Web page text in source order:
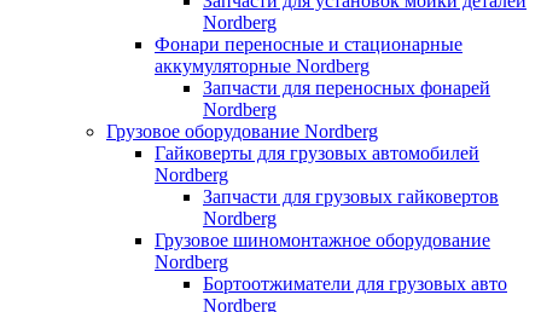
Nordberg
Фонари переносные и стационарные
аккумуляторные Nordberg
Запчасти для переносных фонарей
Nordberg
Грузовое оборудование Nordberg
Гайковерты для грузовых автомобилей
Nordberg
Запчасти для грузовых гайковертов
Nordberg
Грузовое шиномонтажное оборудование
Nordberg
Бортоотжиматели для грузовых авто
Nordberg